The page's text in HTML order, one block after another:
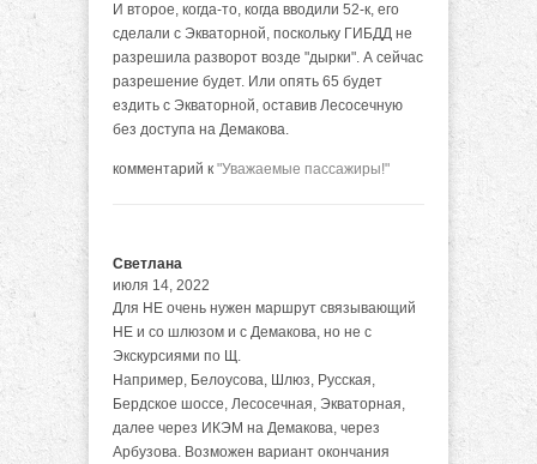
И второе, когда-то, когда вводили 52-к, его
сделали с Экваторной, поскольку ГИБДД не
разрешила разворот возде "дырки". А сейчас
разрешение будет. Или опять 65 будет
ездить с Экваторной, оставив Лесосечную
без доступа на Демакова.
комментарий к "Уважаемые пассажиры!"
Светлана
июля 14, 2022
Для НЕ очень нужен маршрут связывающий
НЕ и со шлюзом и с Демакова, но не с
Экскурсиями по Щ.
Например, Белоусова, Шлюз, Русская,
Бердское шоссе, Лесосечная, Экваторная,
далее через ИКЭМ на Демакова, через
Арбузова. Возможен вариант окончания